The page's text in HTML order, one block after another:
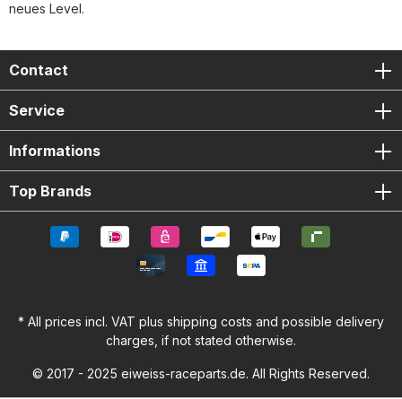
neues Level.
Contact
Service
Informations
Top Brands
* All prices incl. VAT plus shipping costs and possible delivery
charges, if not stated otherwise.
© 2017 - 2025 eiweiss-raceparts.de. All Rights Reserved.